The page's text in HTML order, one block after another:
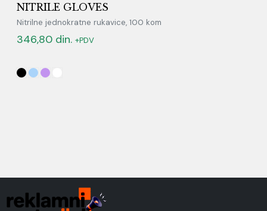
NITRILE GLOVES
Nitrilne jednokratne rukavice, 100 kom
346,80 din. +PDV